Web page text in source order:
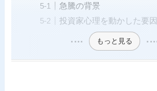
急騰の背景
投資家心理を動かした要因
もっと見る